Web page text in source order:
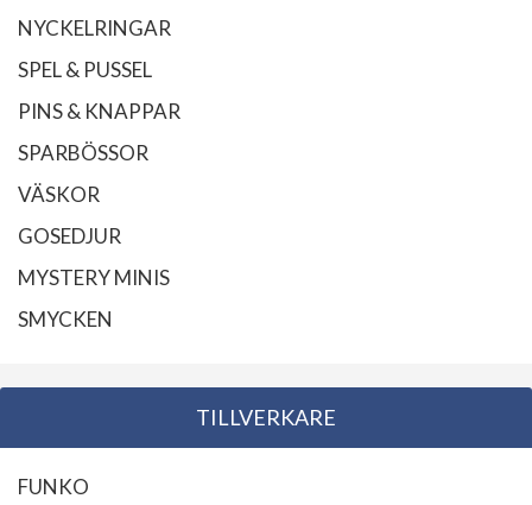
NYCKELRINGAR
SPEL & PUSSEL
PINS & KNAPPAR
SPARBÖSSOR
VÄSKOR
GOSEDJUR
MYSTERY MINIS
SMYCKEN
TILLVERKARE
FUNKO